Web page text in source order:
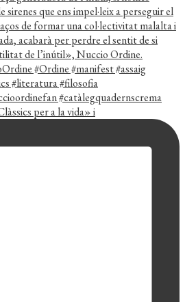
per a la vida» i